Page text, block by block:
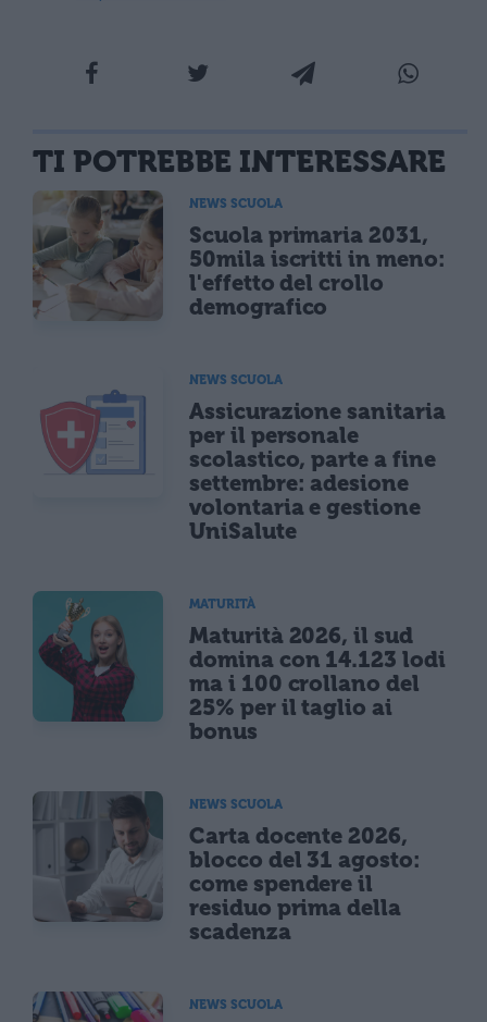
TI POTREBBE INTERESSARE
NEWS SCUOLA
Scuola primaria 2031,
50mila iscritti in meno:
l'effetto del crollo
demografico
NEWS SCUOLA
Assicurazione sanitaria
per il personale
scolastico, parte a fine
settembre: adesione
volontaria e gestione
UniSalute
MATURITÀ
Maturità 2026, il sud
domina con 14.123 lodi
ma i 100 crollano del
25% per il taglio ai
bonus
NEWS SCUOLA
Carta docente 2026,
blocco del 31 agosto:
come spendere il
residuo prima della
scadenza
NEWS SCUOLA